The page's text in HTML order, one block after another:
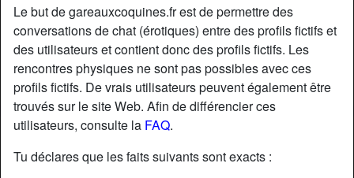
Le but de gareauxcoquines.fr est de permettre des
conversations de chat (érotiques) entre des profils fictifs et
des utilisateurs et contient donc des profils fictifs. Les
rencontres physiques ne sont pas possibles avec ces
profils fictifs. De vrais utilisateurs peuvent également être
trouvés sur le site Web. Afin de différencier ces
utilisateurs, consulte la FAQ.
Tu déclares que les faits suivants sont exacts :
starAjouter chatDiscuter !
Nickname:
Âge:
38